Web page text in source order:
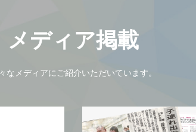
メディア掲載
なメディアにご紹介いただいています。